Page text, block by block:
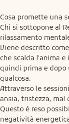
Cosa promette una
Chi si sottopone al
rilassamento
Viene descritto
che scalda l'anima
quindi prima e dopo
qualcosa.
Attraverso le
ansia, tristezza, mal
Questo è reso
negatività